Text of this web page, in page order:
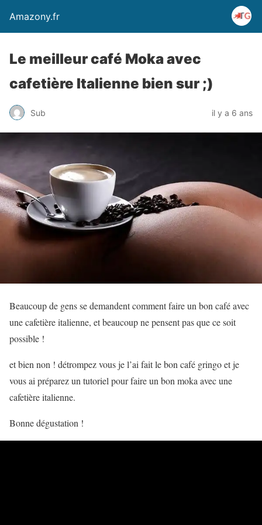
Amazony.fr
Le meilleur café Moka avec
cafetière Italienne bien sur ;)
Sub il y a 6 ans
Beaucoup de gens se demandent comment faire un bon café avec
une cafetière italienne, et beaucoup ne pensent pas que ce soit
possible !
et bien non ! détrompez vous je l’ai fait le bon café gringo et je
vous ai préparez un tutoriel pour faire un bon moka avec une
cafetière italienne.
Bonne dégustation !